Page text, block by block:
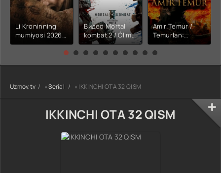
Li Kroninning
mumiyosi 2026
(uzbek tilida
kino) tarjima HD
Видео Mortal
kombat 2 / Ólim
jangi 2 (2026)
Uzbek tilida
Amir Temur /
Temurlan:
Fathchining
yuksalishi
HD tas-ix
Uzmov.tv »Serial » IKKINCHI OTA 32 QISM
IKKINCHI OTA 32 QISM